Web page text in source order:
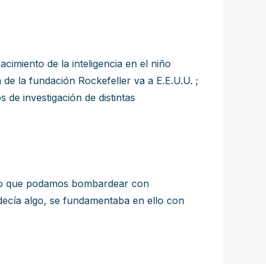
de la inteligencia en el niño
fundación Rockefeller va a E.E.U.U. ;
de investigación de distintas
que podamos bombardear con
algo, se fundamentaba en ello con